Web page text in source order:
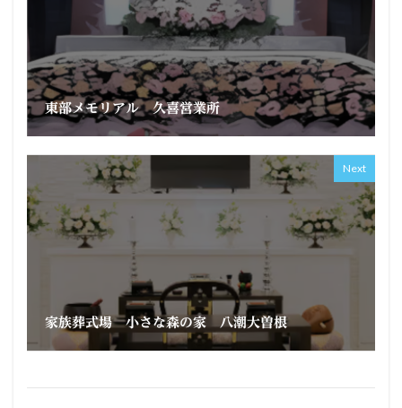
東部メモリアル 久喜営業所
Next
家族葬式場 小さな森の家 八潮大曽根